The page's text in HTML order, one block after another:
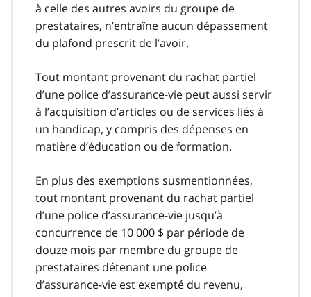
à celle des autres avoirs du groupe de
prestataires, n’entraîne aucun dépassement
du plafond prescrit de l’avoir.
Tout montant provenant du rachat partiel
d’une police d’assurance-vie peut aussi servir
à l’acquisition d’articles ou de services liés à
un handicap, y compris des dépenses en
matière d’éducation ou de formation.
En plus des exemptions susmentionnées,
tout montant provenant du rachat partiel
d’une police d’assurance-vie jusqu’à
concurrence de 10 000 $ par période de
douze mois par membre du groupe de
prestataires détenant une police
d’assurance-vie est exempté du revenu,